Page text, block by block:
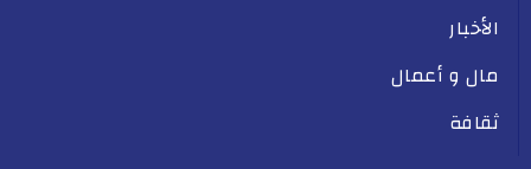
الأخبار
مال و أعمال
ثقافة